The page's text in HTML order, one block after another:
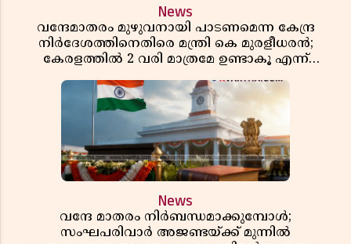
News
വന്ദേമാതരം മുഴുവനായി പാടണമെന്ന കേന്ദ്ര
നിർദേശത്തിനെതിരെ മന്ത്രി കെ മുരളീധരൻ;
കേരളത്തിൽ 2 വരി മാത്രമേ ഉണ്ടാകൂ എന്ന്
News
വന്ദേ മാതരം നിർബന്ധമാക്കുമ്പോൾ;
സംഘപരിവാർ അജണ്ടയ്ക്ക് മുന്നിൽ